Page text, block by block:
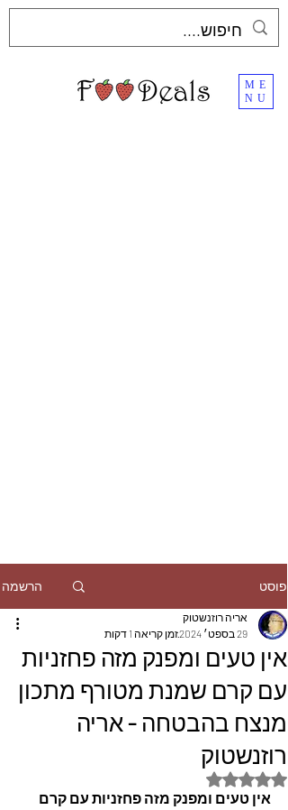
ME
NU
פוסט הרשמה
אין טעים ומפנק מזה פחזניות
עם קרם שמנת מטורף מתכון
מנצח בהבטחה - אריה
רוזנשטוק
אריה רוזנשטוק
29 בספט׳ 2024
זמן קריאה 1 דקות
דירוג של NaN מתוך 5 כוכבים
אין טעים ומפנק מזה פחזניות עם קרם